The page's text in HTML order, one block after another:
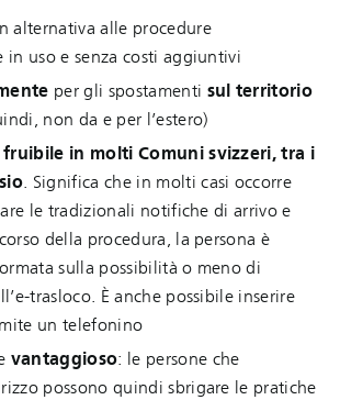
alternativa alle procedure
in uso e senza costi aggiuntivi
per gli spostamenti sul territorio
non da e per l’estero)
in molti Comuni svizzeri, tra i
. Significa che in molti casi occorre
le tradizionali notifiche di arrivo e
della procedura, la persona è
sulla possibilità o meno di
trasloco. È anche possibile inserire
un telefonino
vantaggioso: le persone che
possono quindi sbrigare le pratiche